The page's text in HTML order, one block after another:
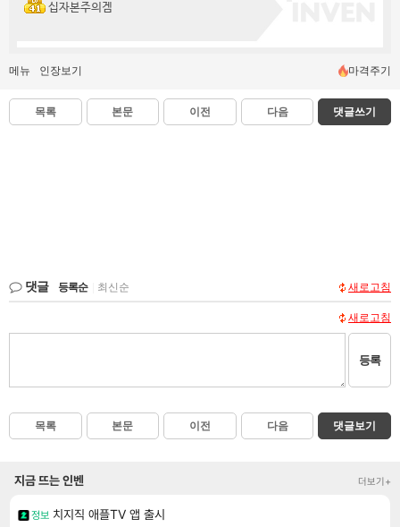
십자본주의겜
메뉴 인장보기 마격주기
목록 본문 이전 다음 댓글쓰기
댓글 등록순 최신순 새로고침
새로고침
등록
목록 본문 이전 다음 댓글보기
지금 뜨는 인벤 더보기+
정보 치지직 애플TV 앱 출시